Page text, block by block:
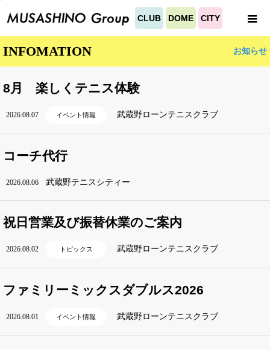
CLUB DOME CITY
INFOMATION お知らせ
8月 楽しくテニス体験
2026.08.07 イベント情報 武蔵野ローンテニスクラブ
コーチ代行
2026.08.06 武蔵野テニスシティー
祝日営業及び振替休業のご案内
2026.08.02 トピックス 武蔵野ローンテニスクラブ
ファミリーミックスダブルス2026
2026.08.01 イベント情報 武蔵野ローンテニスクラブ